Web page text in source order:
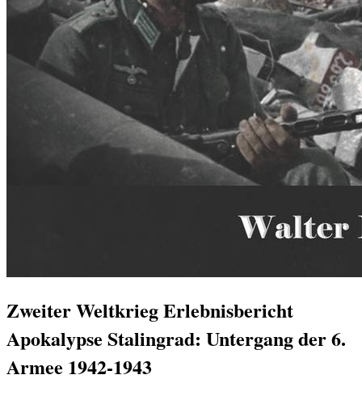
Zweiter Weltkrieg Erlebnisbericht
Apokalypse Stalingrad: Untergang der 6.
Armee 1942-1943